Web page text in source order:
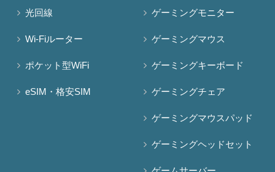
光回線
Wi-Fiルーター
ポケット型WiFi
eSIM・格安SIM
ゲーミングモニター
ゲーミングマウス
ゲーミングキーボード
ゲーミングチェア
ゲーミングマウスパッド
ゲーミングヘッドセット